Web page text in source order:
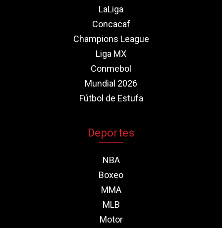
LaLiga
Concacaf
Champions League
Liga MX
Conmebol
Mundial 2026
Fútbol de Estufa
Deportes
NBA
Boxeo
MMA
MLB
Motor